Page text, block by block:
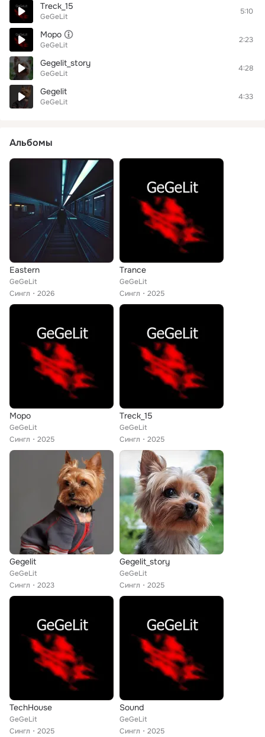
Treck_15
GeGeLit
5:10
Mopo
GeGeLit
2:23
Gegelit_story
GeGeLit
4:28
Gegelit
GeGeLit
4:33
Альбомы
Eastern
GeGeLit
Сингл
2026
Trance
GeGeLit
Сингл
2025
Mopo
GeGeLit
Сингл
2025
Treck_15
GeGeLit
Сингл
2025
Gegelit
GeGeLit
Сингл
2023
Gegelit_story
GeGeLit
Сингл
2025
TechHouse
GeGeLit
Сингл
2025
Sound
GeGeLit
Сингл
2025